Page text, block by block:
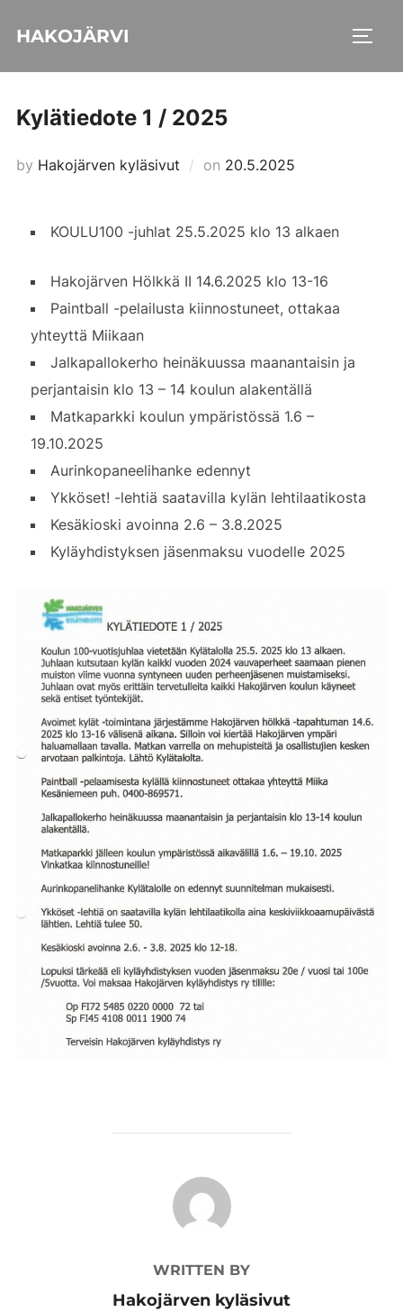
HAKOJÄRVI
Kylätiedote 1 / 2025
by Hakojärven kyläsivut on Posted
20.5.2025
KOULU100 -juhlat 25.5.2025 klo 13 alkaen
Hakojärven Hölkkä II 14.6.2025 klo 13-16
Paintball -pelailusta kiinnostuneet, ottakaa
yhteyttä Miikaan
Jalkapallokerho heinäkuussa maanantaisin ja
perjantaisin klo 13 – 14 koulun alakentällä
Matkaparkki koulun ympäristössä 1.6 –
19.10.2025
Aurinkopaneelihanke edennyt
Ykköset! -lehtiä saatavilla kylän lehtilaatikosta
Kesäkioski avoinna 2.6 – 3.8.2025
Kyläyhdistyksen jäsenmaksu vuodelle 2025
POST AUTHOR
WRITTEN BY
Hakojärven kyläsivut